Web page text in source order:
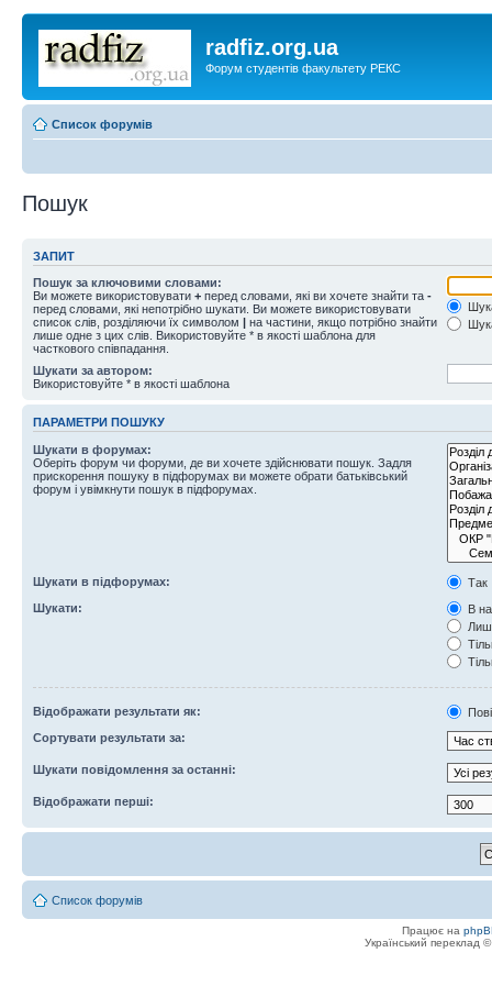
radfiz.org.ua
Форум студентів факультету РЕКС
Список форумів
Пошук
ЗАПИТ
Пошук за ключовими словами:
Ви можете використовувати + перед словами, які ви хочете знайти та -
перед словами, які непотрібно шукати. Ви можете використовувати
список слів, розділяючи їх символом | на частини, якщо потрібно знайти
лише одне з цих слів. Використовуйте * в якості шаблона для
часткового співпадання.
Шукати за автором:
Використовуйте * в якості шаблона
ПАРАМЕТРИ ПОШУКУ
Шукати в форумах:
Оберіть форум чи форуми, де ви хочете здійснювати пошук. Задля
прискорення пошуку в підфорумах ви можете обрати батьківський
форум і увімкнути пошук в підфорумах.
Шукати в підфорумах:
Так
Шукати:
В
Відображати результати як:
Сортувати результати за:
Шукати повідомлення за останні:
Відображати перші:
Список форумів
Працює на
Український переклад